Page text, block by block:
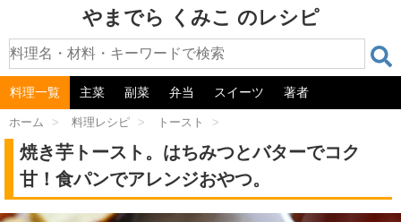
やまでら くみこ のレシピ
料理一覧 主菜 副菜 弁当 スイーツ 著者
ホーム > 料理レシピ > トースト >
焼き芋トースト。はちみつとバターでコク
甘！食パンでアレンジおやつ。